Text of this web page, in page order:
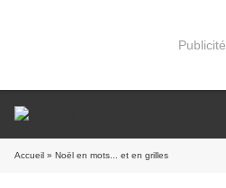
Publicité
Accueil » Noël en mots... et en grilles